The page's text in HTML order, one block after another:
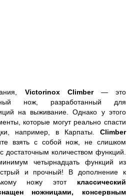
Victorinox Climber— это
нож, разработанный для
на выживание. Однако у этого
которые могут реально спасти
например, в Карпаты. Climber
взять с собой нож, не слишком
количеством функций.
четырнадцать функций из
и прочный! В дополнение к
ножу этот классический
ножницами, консервным